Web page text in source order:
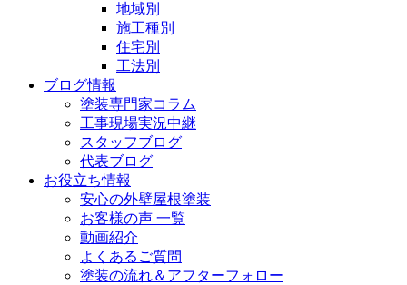
地域別
施工種別
住宅別
工法別
ブログ情報
塗装専門家コラム
工事現場実況中継
スタッフブログ
代表ブログ
お役立ち情報
安心の外壁屋根塗装
お客様の声 一覧
動画紹介
よくあるご質問
塗装の流れ＆アフターフォロー